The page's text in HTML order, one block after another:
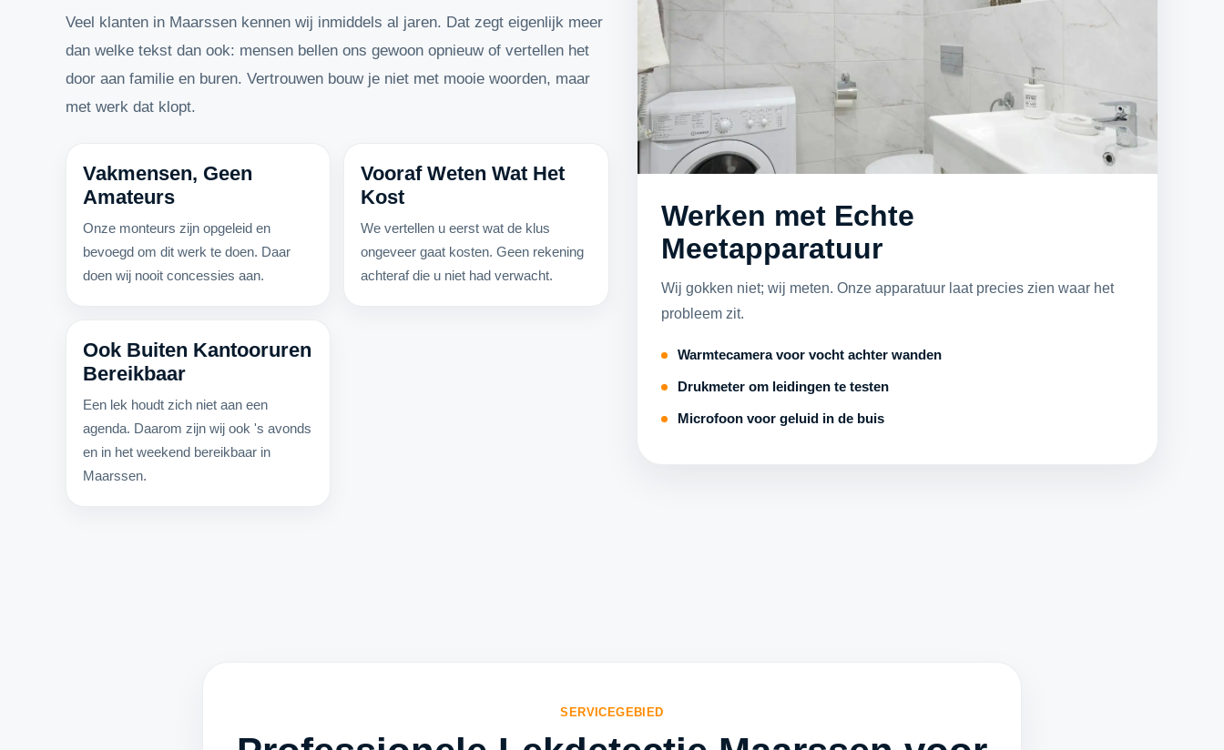
Veel klanten in Maarssen kennen wij inmiddels al jaren. Dat zegt eigenlijk meer
dan welke tekst dan ook: mensen bellen ons gewoon opnieuw of vertellen het
door aan familie en buren. Vertrouwen bouw je niet met mooie woorden, maar
met werk dat klopt.
Vakmensen, Geen
Amateurs
Onze monteurs zijn opgeleid en
bevoegd om dit werk te doen. Daar
doen wij nooit concessies aan.
Vooraf Weten Wat Het
Kost
We vertellen u eerst wat de klus
ongeveer gaat kosten. Geen rekening
achteraf die u niet had verwacht.
Ook Buiten Kantooruren
Bereikbaar
Een lek houdt zich niet aan een
agenda. Daarom zijn wij ook 's avonds
en in het weekend bereikbaar in
Maarssen.
Werken met Echte
Meetapparatuur
Wij gokken niet; wij meten. Onze apparatuur laat precies zien waar het
probleem zit.
Warmtecamera voor vocht achter wanden
Drukmeter om leidingen te testen
Microfoon voor geluid in de buis
SERVICEGEBIED